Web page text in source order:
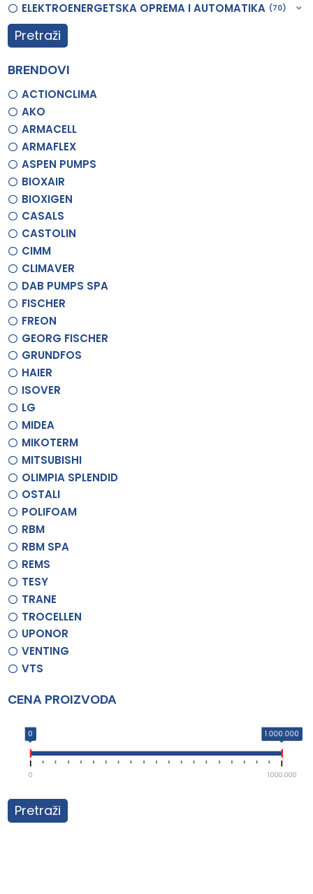
ELEKTROENERGETSKA OPREMA I AUTOMATIKA 70
Pretraži
BRENDOVI
ACTIONCLIMA
AKO
ARMACELL
ARMAFLEX
ASPEN PUMPS
BIOXAIR
BIOXIGEN
CASALS
CASTOLIN
CIMM
CLIMAVER
DAB PUMPS SPA
FISCHER
FREON
GEORG FISCHER
GRUNDFOS
HAIER
ISOVER
LG
MIDEA
MIKOTERM
MITSUBISHI
OLIMPIA SPLENDID
OSTALI
POLIFOAM
RBM
RBM SPA
REMS
TESY
TRANE
TROCELLEN
UPONOR
VENTING
VTS
CENA PROIZVODA
0 1.000.000
0 1.000.000
Pretraži